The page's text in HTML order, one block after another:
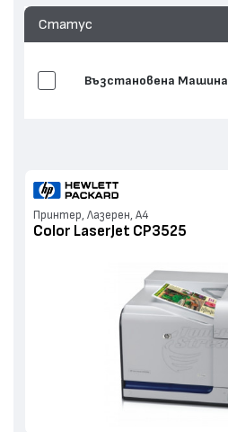
Статус
Възстановенa Машина
Принтер, Лазерен, А4
Color LaserJet CP3525